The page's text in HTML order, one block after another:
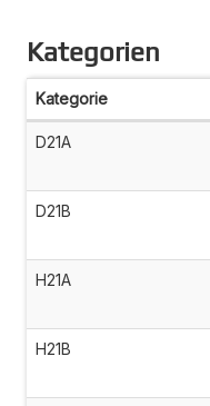
Kategorien
Kategorie
D21A
D21B
H21A
H21B